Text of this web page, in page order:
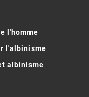
l'homme
l'albinisme
albinisme